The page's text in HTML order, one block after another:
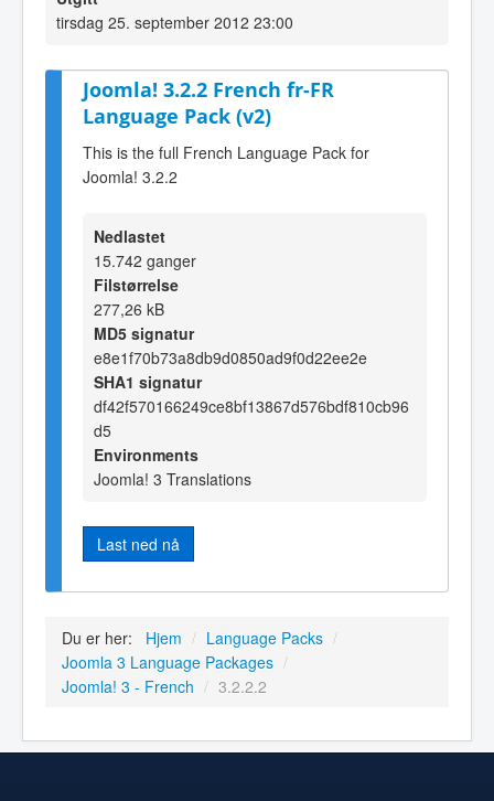
tirsdag 25. september 2012 23:00
Joomla! 3.2.2 French fr-FR
Language Pack (v2)
This is the full French Language Pack for
Joomla! 3.2.2
Nedlastet
15.742 ganger
Filstørrelse
277,26 kB
MD5 signatur
e8e1f70b73a8db9d0850ad9f0d22ee2e
SHA1 signatur
df42f570166249ce8bf13867d576bdf810cb96
d5
Environments
Joomla! 3 Translations
Last ned nå
Du er her: Hjem / Language Packs /
Joomla 3 Language Packages /
Joomla! 3 - French / 3.2.2.2